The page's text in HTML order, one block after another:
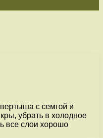
с семгой и
убрать в холодное
все слои хорошо